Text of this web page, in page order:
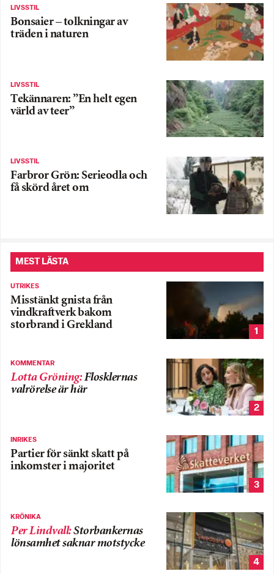
LIVSSTIL
Bonsaier – tolkningar av
träden i naturen
LIVSSTIL
Tekännaren: ”En helt egen
värld av teer”
LIVSSTIL
Farbror Grön: Serieodla och
få skörd året om
MEST LÄSTA
UTRIKES
Misstänkt gnista från
vindkraftverk bakom
storbrand i Grekland
1
KOMMENTAR
Lotta Gröning:Flosklernas
valrörelse är här
2
INRIKES
Partier för sänkt skatt på
inkomster i majoritet
3
KRÖNIKA
Per Lindvall:Storbankernas
lönsamhet saknar motstycke
4